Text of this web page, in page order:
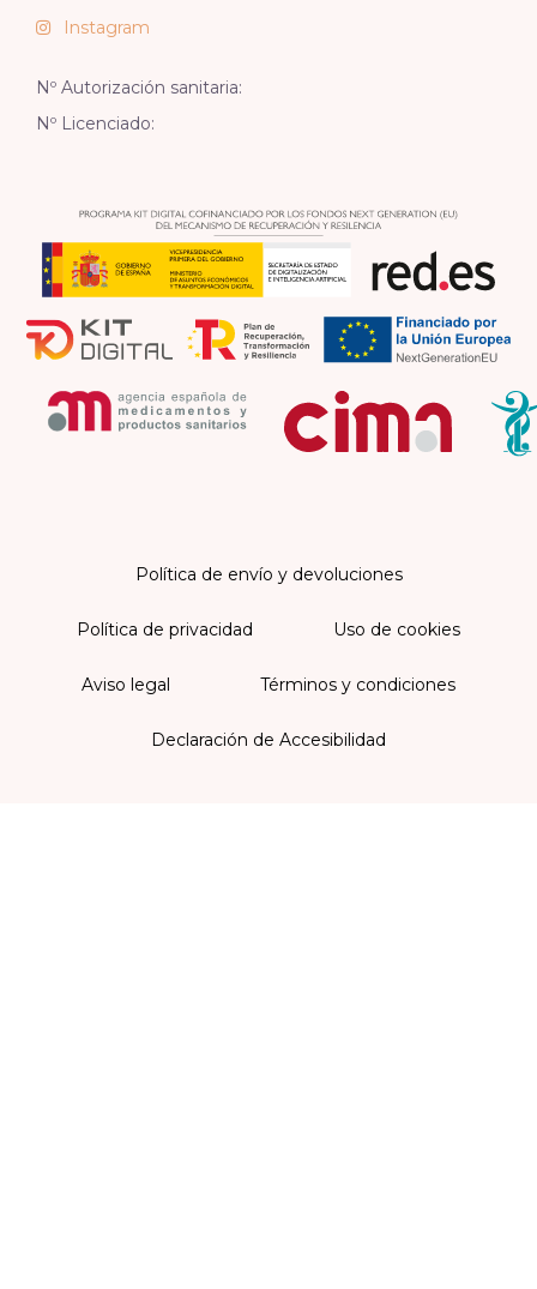
Instagram
Nº Autorización sanitaria:
Nº Licenciado:
Política de envío y devoluciones
Política de privacidad Uso de cookies
Aviso legal Términos y condiciones
Declaración de Accesibilidad